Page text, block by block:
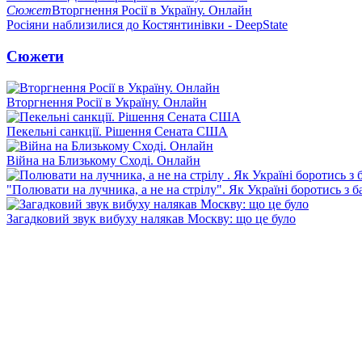
СюжетВторгнення Росії в Україну. Онлайн
Росіяни наблизилися до Костянтинівки - DeepState
Сюжети
Вторгнення Росії в Україну. Онлайн
Пекельні санкції. Рішення Сената США
Війна на Близькому Сході. Онлайн
"Полювати на лучника, а не на стрілу". Як Україні боротись з
Загадковий звук вибуху налякав Москву: що це було